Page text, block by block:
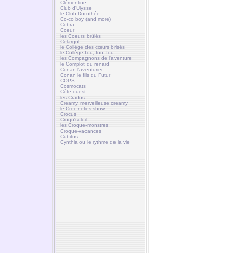
Clémentine
Club d'Ulysse
le Club Dorothée
Co-co boy (and more)
Cobra
Coeur
les Coeurs brûlés
Colargol
le Collège des cœurs brisés
le Collège fou, fou, fou
les Compagnons de l'aventure
le Complot du renard
Conan l'aventurier
Conan le fils du Futur
COPS
Cosmocats
Côte ouest
les Crados
Creamy, merveilleuse creamy
le Croc-notes show
Crocus
Croqu'soleil
les Croque-monstres
Croque-vacances
Cubitus
Cynthia ou le rythme de la vie